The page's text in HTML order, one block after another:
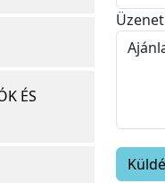
ÉS
Üzenet